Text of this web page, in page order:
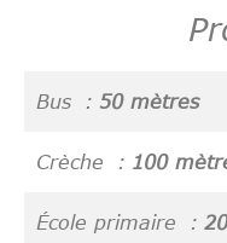
Bus 50 mètres
Crèche 100
École primaire